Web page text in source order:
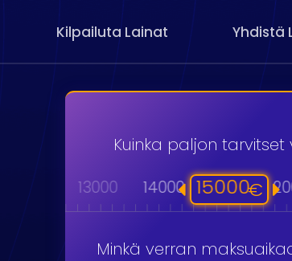
Kilpailuta Lainat Yhdistä
Kuinka paljon tarvitset
€
13000 14000 15000
Minkä verran